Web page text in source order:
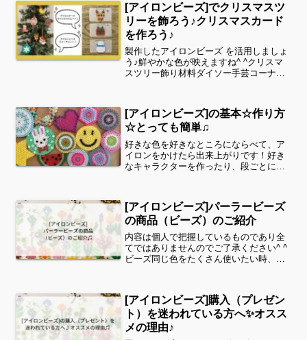
[アイロンビーズ]でクリスマスツ
リーを飾ろう♪クリスマスカード
を作ろう♪
製作したアイロンビーズ を活用しましょ
う♪鮮やかな色が映えますね^ ^クリスマ
スツリー飾り材料ダイソー手芸コーナー
でも良いと思います）長さはお好みでど
うぞ^ ^ビーズの...
[アイロンビーズ]の基本☆作り方
☆とっても簡単♫
好きな色を好きなところにならべて、ア
イロンをかけたら出来上がりです！好き
なキャラクターを作ったり、段ごとに色
よ〜♪小さなものは10分程で出来上がりま
す。さあ、やって...
[アイロンビーズ]パーラービーズ
の商品（ビーズ）のご紹介
内容は個人で把握しているものであり全
てではありませんのでご了承ください^ ^
ビーズ同じ色をたくさん使いたい時、色
ろ、単色販売していない色にすごく惹か
れます✨※ 単色（10...
[アイロンビーズ]購入（プレゼン
ト）を迷われている方へ✨オスス
メの理由♪